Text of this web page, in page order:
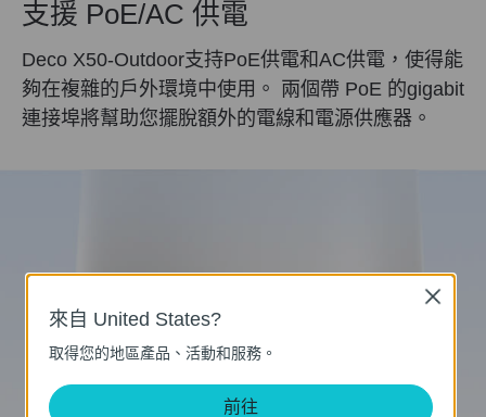
支援 PoE/AC 供電
Deco X50-Outdoor支持PoE供電和AC供電，使得能
夠在複雜的戶外環境中使用。 兩個帶 PoE 的gigabit
連接埠將幫助您擺脫額外的電線和電源供應器。
來自 United States?
取得您的地區產品、活動和服務。
前往
Close